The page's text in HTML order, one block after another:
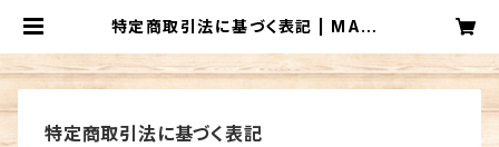
特定商取引法に基づく表記 | MADR
特定商取引法に基づく表記